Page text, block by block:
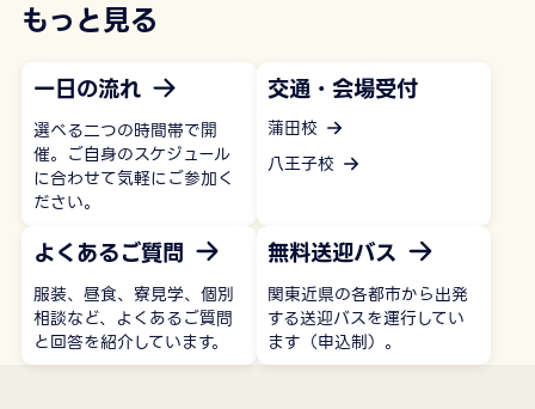
もっと見る
一日の流れ
選べる二つの時間帯で開
催。ご自身のスケジュール
に合わせて気軽にご参加く
ださい。
交通・会場受付
蒲田校
八王子校
よくあるご質問
服装、昼食、寮見学、個別
相談など、よくあるご質問
と回答を紹介しています。
無料送迎バス
関東近県の各都市から出発
する送迎バスを運行してい
ます（申込制）。